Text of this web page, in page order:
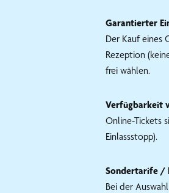
Garantierter
Der Kauf eines
Rezeption
frei wählen.
Verfügbarkeit
Online-Tickets
Einlassstopp).
Sondertarife /
Bei der